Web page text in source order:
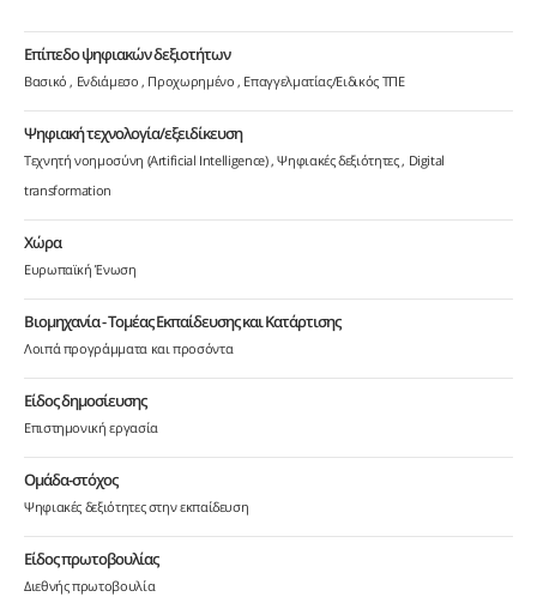
Επίπεδο ψηφιακών δεξιοτήτων
Βασικό Ενδιάμεσο Προχωρημένο Επαγγελματίας/Ειδικός ΤΠΕ
Ψηφιακή τεχνολογία/εξειδίκευση
Τεχνητή νοημοσύνη (Artificial Intelligence) Ψηφιακές δεξιότητες
Digital
transformation
Χώρα
Ευρωπαϊκή Ένωση
Βιομηχανία - Τομέας Εκπαίδευσης και Κατάρτισης
Λοιπά προγράμματα και προσόντα
Είδος δημοσίευσης
Επιστημονική εργασία
Ομάδα-στόχος
Ψηφιακές δεξιότητες στην εκπαίδευση
Είδος πρωτοβουλίας
Διεθνής πρωτοβουλία